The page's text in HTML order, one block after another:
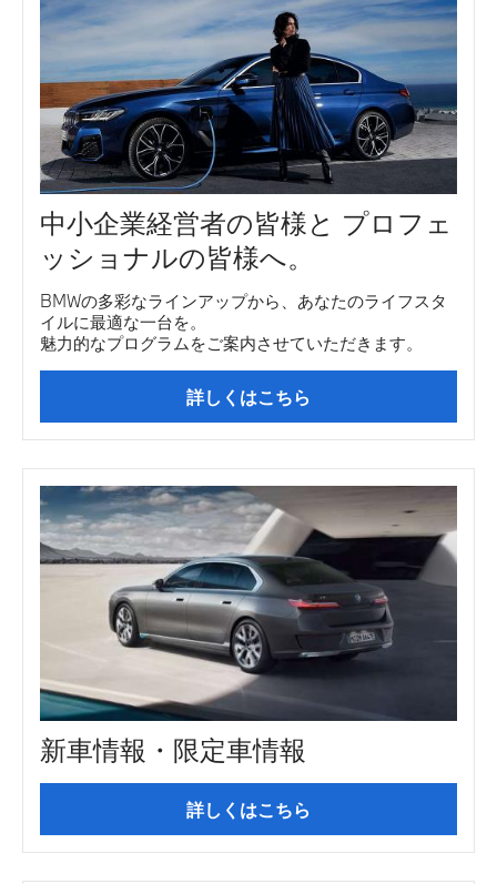
中小企業経営者の皆様と プロフェ
ッショナルの皆様へ。
BMWの多彩なラインアップから、あなたのライフスタ
イルに最適な一台を。
魅力的なプログラムをご案内させていただきます。
詳しくはこちら
新車情報・限定車情報
詳しくはこちら